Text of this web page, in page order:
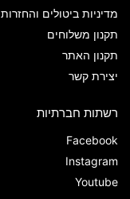
מדיניות ביטולים והחזרות
תקנון משלוחים
תקנון האתר
יצירת קשר
רשתות חברתיות
Facebook
Instagram
Youtube